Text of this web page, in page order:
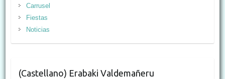
Carrusel
Fiestas
Noticias
(Castellano) Erabaki Valdemañeru